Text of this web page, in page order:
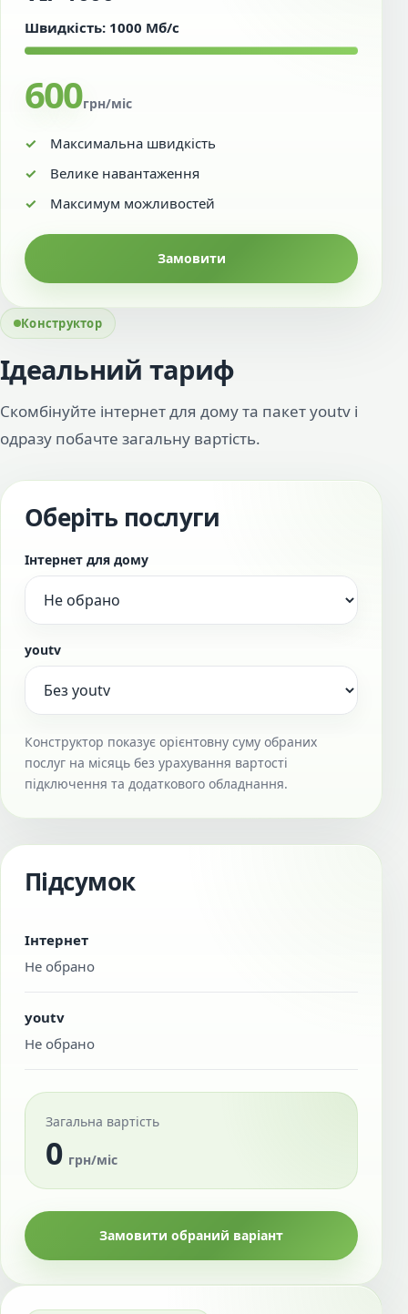
Швидкість: 1000 Мб/с
600грн/міс
Максимальна швидкість
Велике навантаження
Максимум можливостей
Замовити
Конструктор
Ідеальний тариф
Скомбінуйте інтернет для дому та пакет youtv і
одразу побачте загальну вартість.
Оберіть послуги
Інтернет для дому
youtv
Конструктор показує орієнтовну суму обраних
послуг на місяць без урахування вартості
підключення та додаткового обладнання.
Підсумок
Інтернет
Не обрано
youtv
Не обрано
Загальна вартість
0 грн/міс
Замовити обраний варіант